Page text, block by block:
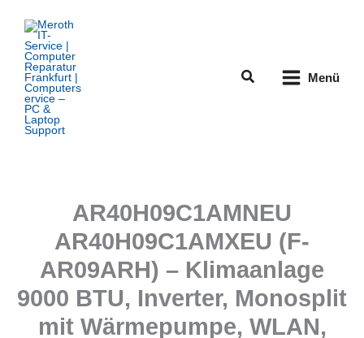
Inhalt
springen
Suchen Menü
AR40H09C1AMNEU
AR40H09C1AMXEU (F-
AR09ARH) – Klimaanlage
9000 BTU, Inverter, Monosplit
mit Wärmepumpe, WLAN,